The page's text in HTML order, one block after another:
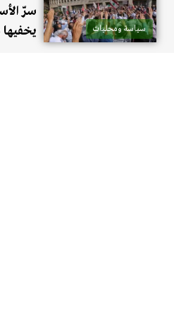
سياسة ومحليات
سرّ